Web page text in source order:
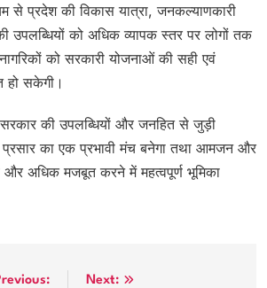
से प्रदेश की विकास यात्रा, जनकल्याणकारी
उपलब्धियों को अधिक व्यापक स्तर पर लोगों तक
को सरकारी योजनाओं की सही एवं
हो सकेगी।
की उपलब्धियों और जनहित से जुड़ी
प्रसार का एक प्रभावी मंच बनेगा तथा आमजन और
अधिक मजबूत करने में महत्वपूर्ण भूमिका
Next: